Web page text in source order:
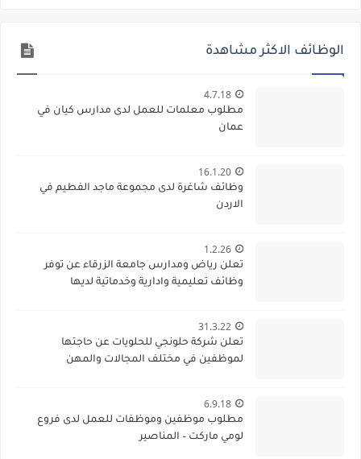
الوظائف الاكثر مشاهدة
4.7.18
مطلوب معلمات للعمل لدى مدارس كيان في
عمان
16.1.20
وظائف شاغرة لدى مجموعة ماجد الفطيم في
الاردن
1.2.26
تعلن رياض ومدارس جامعة الزرقاء عن توفر
وظائف تعليمية وادارية وخدماتية لديها
31.3.22
تعلن شركة حلونجي للحلويات عن حاجتها
لموظفين في مختلف المجالات والمهن
6.9.18
مطلوب موظفين وموظفات للعمل لدى فروع
لومي ماركت – المناصير